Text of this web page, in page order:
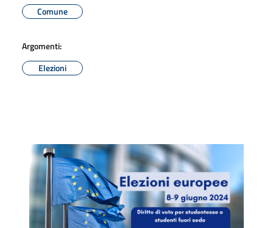
Comune
Argomenti:
Elezioni